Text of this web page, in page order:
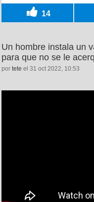
14
Un hombre instala un
para que no se le
por tete el 31 oct 2022, 10:53